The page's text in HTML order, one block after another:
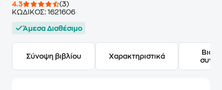
4.3
(3)
ΚΩΔΙΚΟΣ: 1621606
Άμεσα Διαθέσιμο
Σύνοψη βιβλίου Χαρακτηριστικά